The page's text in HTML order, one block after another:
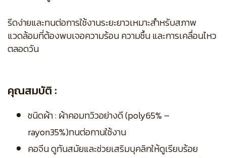
รีดง่ายและทนต่อการใช้งานระยะยาวเหมาะสำหรับสภาพ
แวดล้อมที่ต้องพบเจอความร้อน ความชื้น และการเคลื่อนไหว
ตลอดวัน
คุณสมบัติ :
ชนิดผ้า : ผ้าคอมทวิวอย่างดี (poly65% –
rayon35%)ทนต่อกานใช้งาน
คอจีน ดูทันสมัยและช่วยเสริมบุคลิกให้ดูเรียบร้อย